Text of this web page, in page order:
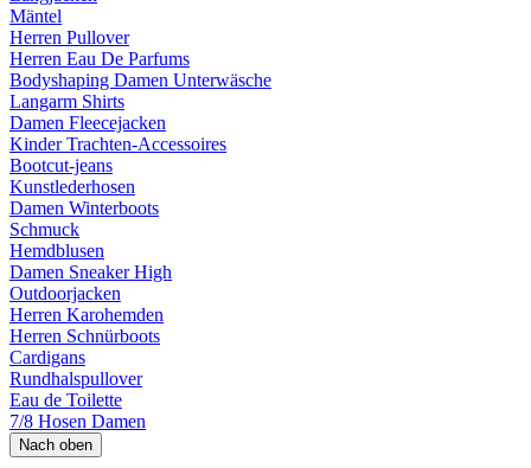
Mäntel
Herren Pullover
Herren Eau De Parfums
Bodyshaping Damen Unterwäsche
Langarm Shirts
Damen Fleecejacken
Kinder Trachten-Accessoires
Bootcut-jeans
Kunstlederhosen
Damen Winterboots
Schmuck
Hemdblusen
Damen Sneaker High
Outdoorjacken
Herren Karohemden
Herren Schnürboots
Cardigans
Rundhalspullover
Eau de Toilette
7/8 Hosen Damen
Nach oben